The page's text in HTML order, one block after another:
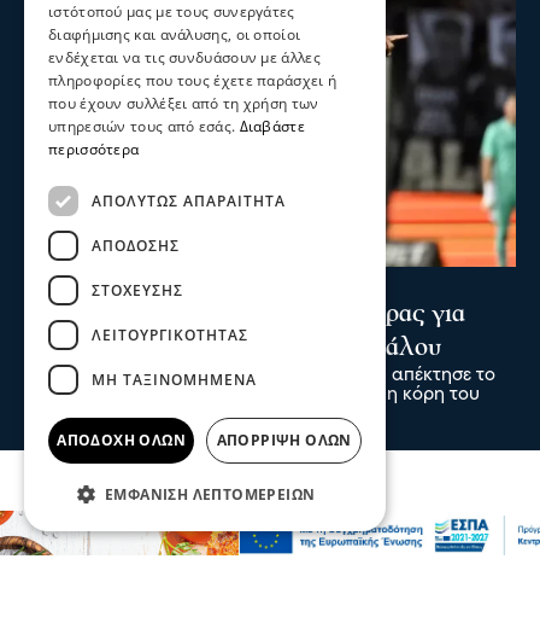
Ψυχαγωγία Αθλητικά
Κωνσταντέλιας: ΠΑΟΚ - Πατέρας για
δεύτερη φορά ο άσος του Δικεφάλου
Ο άσος του ΠΑΟΚ Γιάννης Κωνσταντέλιας απέκτησε το
δεύτερο παιδί του, αφού ήρθε στον κόσμο η κόρη του
09 Αυγ 2026, 00:00
ιστότοπού μας με τους συνεργάτες
διαφήμισης και ανάλυσης, οι οποίοι
ενδέχεται να τις συνδυάσουν με άλλες
πληροφορίες που τους έχετε παράσχει ή
που έχουν συλλέξει από τη χρήση των
υπηρεσιών τους από εσάς. Διαβάστε
περισσότερα
ΑΠΟΛΎΤΩΣ ΑΠΑΡΑΊΤΗΤΑ
ΑΠΌΔΟΣΗΣ
ΣΤΌΧΕΥΣΗΣ
ΛΕΙΤΟΥΡΓΙΚΌΤΗΤΑΣ
ΜΗ ΤΑΞΙΝΟΜΗΜΈΝΑ
ΑΠΟΔΟΧΉ ΌΛΩΝ ΑΠΌΡΡΙΨΗ ΌΛΩΝ
ΕΜΦΆΝΙΣΗ ΛΕΠΤΟΜΕΡΕΙΏΝ